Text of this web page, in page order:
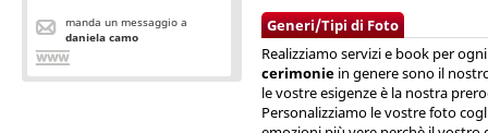
manda un messaggio a
daniela camo
Generi/Tipi di Foto
Realizziamo servizi e book per
cerimonie in genere sono il
le vostre esigenze è la nostra
Personalizziamo le vostre foto